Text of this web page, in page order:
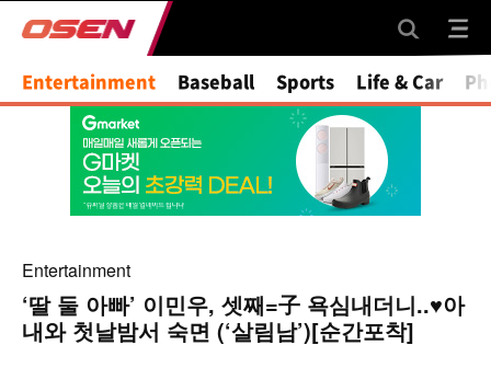
Mute
Entertainment Baseball Sports Life & Car
Entertainment
‘딸 둘 아빠’ 이민우, 셋째=子 욕심내더니..♥아
내와 첫날밤서 숙면 (‘살림남’)[순간포착]